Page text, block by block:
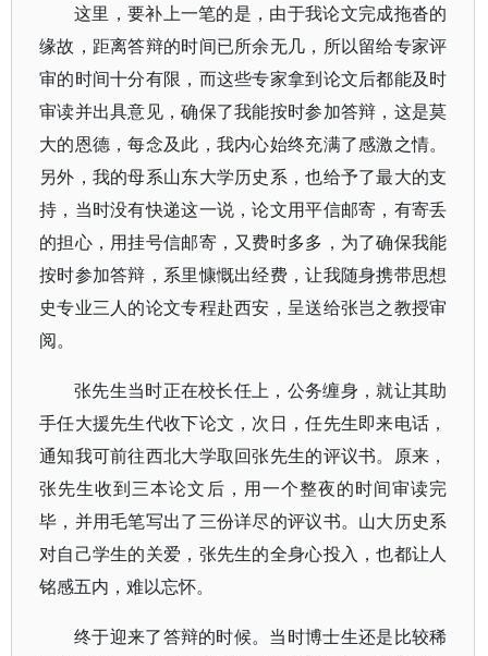
这里，要补上一笔的是，由于我论文完成拖沓的
缘故，距离答辩的时间已所余无几，所以留给专家评
审的时间十分有限，而这些专家拿到论文后都能及时
审读并出具意见，确保了我能按时参加答辩，这是莫
大的恩德，每念及此，我内心始终充满了感激之情。
另外，我的母系山东大学历史系，也给予了最大的支
持，当时没有快递这一说，论文用平信邮寄，有寄丢
的担心，用挂号信邮寄，又费时多多，为了确保我能
按时参加答辩，系里慷慨出经费，让我随身携带思想
史专业三人的论文专程赴西安，呈送给张岂之教授审
阅。
张先生当时正在校长任上，公务缠身，就让其助
手任大援先生代收下论文，次日，任先生即来电话，
通知我可前往西北大学取回张先生的评议书。原来，
张先生收到三本论文后，用一个整夜的时间审读完
毕，并用毛笔写出了三份详尽的评议书。山大历史系
对自己学生的关爱，张先生的全身心投入，也都让人
铭感五内，难以忘怀。
终于迎来了答辩的时候。当时博士生还是比较稀